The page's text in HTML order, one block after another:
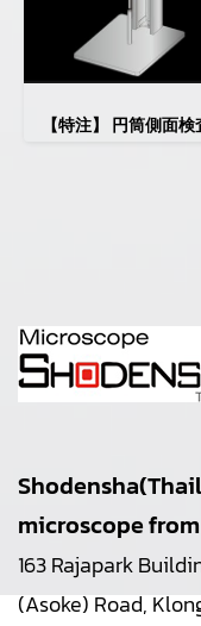
【特注】 円筒側面
microscope from
163 Rajapark
(Asoke) Road,